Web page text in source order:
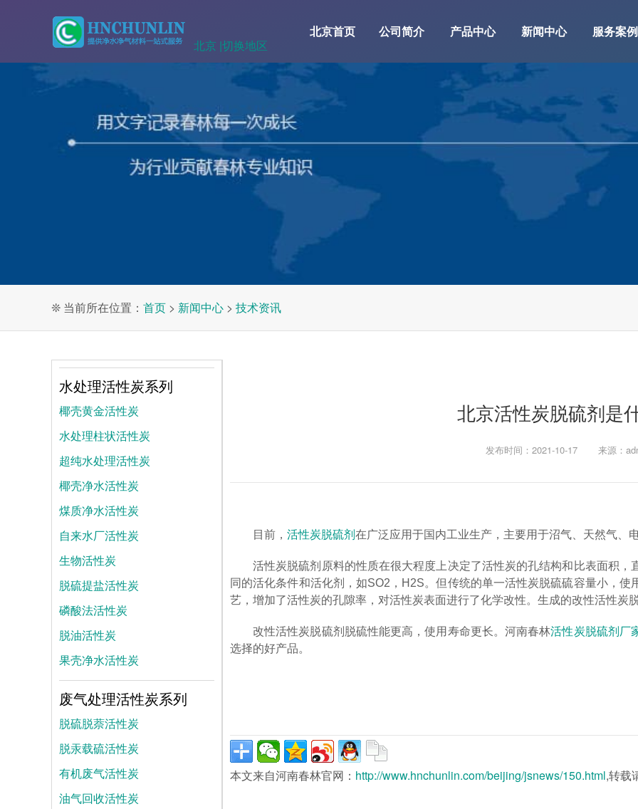
北京 |切换地区
北京首页 公司简介 产品中心 新闻中心 服务案例
❊ 当前所在位置： 首页 > 新闻中心 > 技术资讯
北京活性炭脱硫剂是
发布时间：2021-10-17 来源：
目前， 活性炭脱硫剂 在广泛应用于国内工业生产，主要用于沼气、天然气、
活性炭脱硫剂原料的性质在很大程度上决定了活性炭的孔结构和比表面积
同的活化条件和活化剂，如SO2，H2S。但传统的单一活性炭脱硫硫容量小，使
艺，增加了活性炭的孔隙率，对活性炭表面进行了化学改性。生成的改性活性炭
改性活性炭脱硫剂脱硫性能更高，使用寿命更长。河南春林活性炭脱硫剂厂
选择的好产品。
本文来自河南春林官网： http://www.hnchunlin.com/beijing/jsnews/150.html,转载
水处理活性炭系列
椰壳黄金活性炭
水处理柱状活性炭
超纯水处理活性炭
椰壳净水活性炭
煤质净水活性炭
自来水厂活性炭
生物活性炭
脱硫提盐活性炭
磷酸法活性炭
脱油活性炭
果壳净水活性炭
废气处理活性炭系列
脱硫脱萘活性炭
脱汞载硫活性炭
有机废气活性炭
油气回收活性炭